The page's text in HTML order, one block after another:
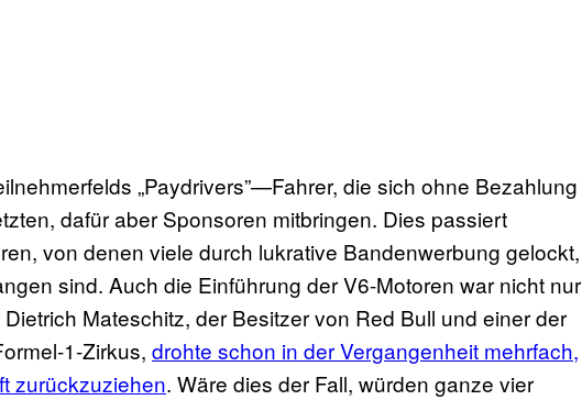
„Paydrivers”—Fahrer, die sich ohne Bezahlung
dafür aber Sponsoren mitbringen. Dies passiert
von denen viele durch lukrative Bandenwerbung gelockt,
sind. Auch die Einführung der V6-Motoren war nicht nur
Mateschitz, der Besitzer von Red Bull und einer der
1-Zirkus, drohte schon in der Vergangenheit mehrfach,
zurückzuziehen. Wäre dies der Fall, würden ganze vier